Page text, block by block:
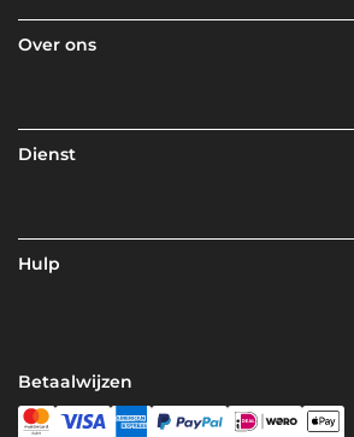
Over ons
Dienst
Hulp
Betaalwijzen